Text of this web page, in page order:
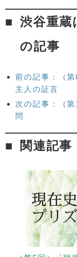
渋谷重蔵
の記事
前の記事：（
主人の証言
次の記事：（
問
関連記事